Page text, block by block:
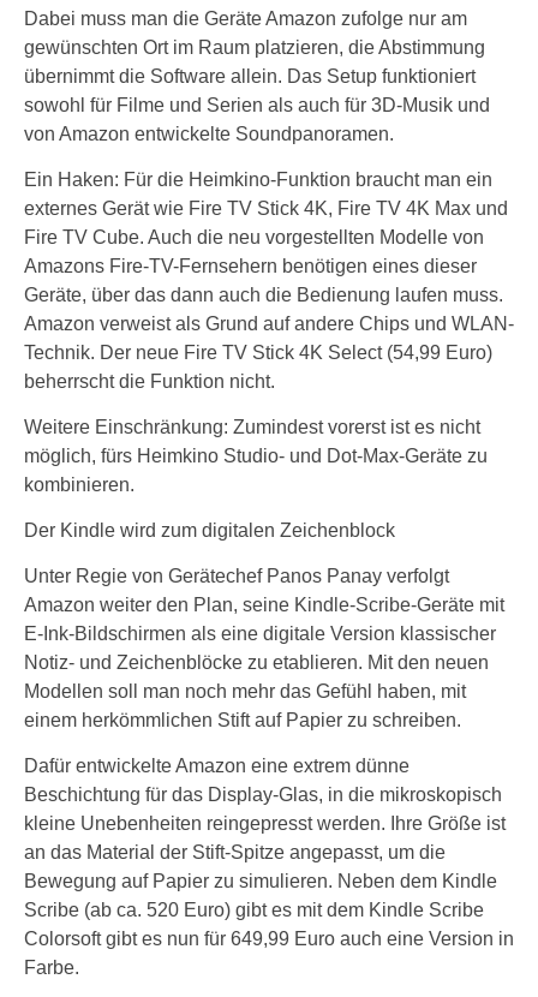
Dabei muss man die Geräte Amazon zufolge nur am
gewünschten Ort im Raum platzieren, die Abstimmung
übernimmt die Software allein. Das Setup funktioniert
sowohl für Filme und Serien als auch für 3D-Musik und
von Amazon entwickelte Soundpanoramen.
Ein Haken: Für die Heimkino-Funktion braucht man ein
externes Gerät wie Fire TV Stick 4K, Fire TV 4K Max und
Fire TV Cube. Auch die neu vorgestellten Modelle von
Amazons Fire-TV-Fernsehern benötigen eines dieser
Geräte, über das dann auch die Bedienung laufen muss.
Amazon verweist als Grund auf andere Chips und WLAN-
Technik. Der neue Fire TV Stick 4K Select (54,99 Euro)
beherrscht die Funktion nicht.
Weitere Einschränkung: Zumindest vorerst ist es nicht
möglich, fürs Heimkino Studio- und Dot-Max-Geräte zu
kombinieren.
Der Kindle wird zum digitalen Zeichenblock
Unter Regie von Gerätechef Panos Panay verfolgt
Amazon weiter den Plan, seine Kindle-Scribe-Geräte mit
E-Ink-Bildschirmen als eine digitale Version klassischer
Notiz- und Zeichenblöcke zu etablieren. Mit den neuen
Modellen soll man noch mehr das Gefühl haben, mit
einem herkömmlichen Stift auf Papier zu schreiben.
Dafür entwickelte Amazon eine extrem dünne
Beschichtung für das Display-Glas, in die mikroskopisch
kleine Unebenheiten reingepresst werden. Ihre Größe ist
an das Material der Stift-Spitze angepasst, um die
Bewegung auf Papier zu simulieren. Neben dem Kindle
Scribe (ab ca. 520 Euro) gibt es mit dem Kindle Scribe
Colorsoft gibt es nun für 649,99 Euro auch eine Version in
Farbe.